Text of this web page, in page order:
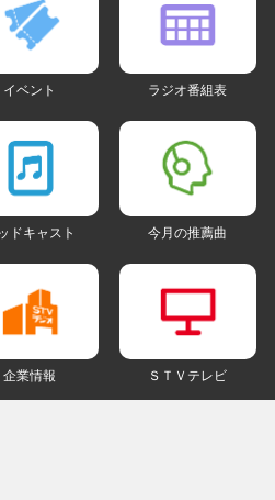
イベント ラジオ番組表
ドキャスト 今月の推薦曲
企業情報 ＳＴＶテレビ